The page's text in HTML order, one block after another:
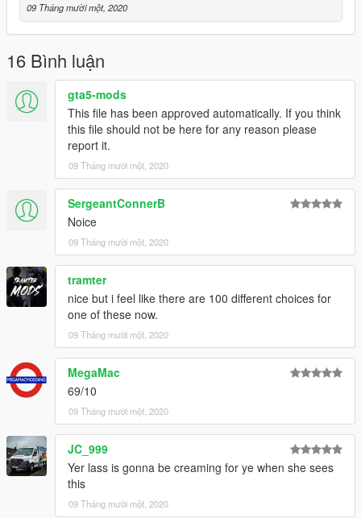
09 Tháng mười một, 2020
16 Bình luận
gta5-mods
This file has been approved automatically. If you think
this file should not be here for any reason please
report it.
09 Tháng mười một, 2020
SergeantConnerB
Noice
09 Tháng mười một, 2020
tramter
nice but i feel like there are 100 different choices for
one of these now.
09 Tháng mười một, 2020
MegaMac
69/10
09 Tháng mười một, 2020
JC_999
Yer lass is gonna be creaming for ye when she sees
this
09 Tháng mười một, 2020